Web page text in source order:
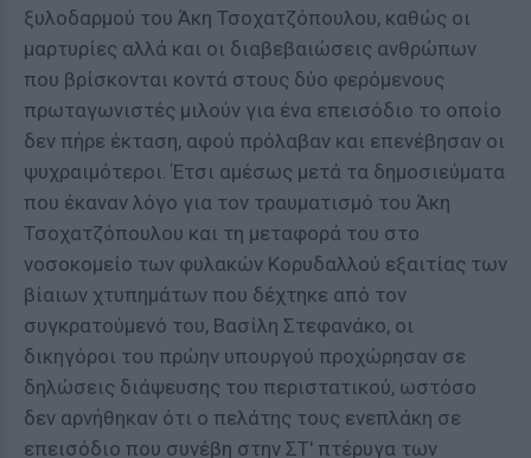
ξυλοδαρμού του Άκη Τσοχατζόπουλου, καθώς οι
μαρτυρίες αλλά και οι διαβεβαιώσεις ανθρώπων
που βρίσκονται κοντά στους δύο φερόμενους
πρωταγωνιστές μιλούν για ένα επεισόδιο το οποίο
δεν πήρε έκταση, αφού πρόλαβαν και επενέβησαν οι
ψυχραιμότεροι. Έτσι αμέσως μετά τα δημοσιεύματα
που έκαναν λόγο για τον τραυματισμό του Άκη
Τσοχατζόπουλου και τη μεταφορά του στο
νοσοκομείο των φυλακών Κορυδαλλού εξαιτίας των
βίαιων χτυπημάτων που δέχτηκε από τον
συγκρατούμενό του, Βασίλη Στεφανάκο, οι
δικηγόροι του πρώην υπουργού προχώρησαν σε
δηλώσεις διάψευσης του περιστατικού, ωστόσο
δεν αρνήθηκαν ότι ο πελάτης τους ενεπλάκη σε
επεισόδιο που συνέβη στην ΣΤ' πτέρυγα των